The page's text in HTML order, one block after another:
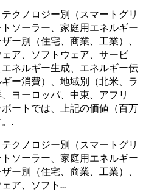
クノロジー別（スマートグリ
ソーラー、家庭用エネルギー
ー別（住宅、商業、工業）、
ア、ソフトウェア、サービ
ネルギー生成、エネルギー伝
ー消費）、地域別（北米、ラ
ヨーロッパ、中東、アフリ
ートでは、上記の価値（百万
.
クノロジー別（スマートグリ
ソーラー、家庭用エネルギー
ー別（住宅、商業、工業）、
ア、ソフト...